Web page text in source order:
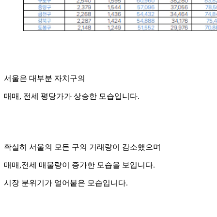
서울은 대부분 자치구의
매매, 전세 평당가가 상승한 모습입니다.
확실히 서울의 모든 구의 거래량이 감소했으며
매매,전세 매물량이 증가한 모습을 보입니다.
시장 분위기가 얼어붙은 모습입니다.